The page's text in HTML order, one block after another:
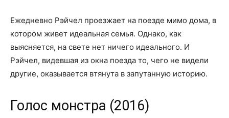
Ежедневно Рэйчел проезжает на поезде мимо дома, в
котором живет идеальная семья. Однако, как
выясняется, на свете нет ничего идеального. И
Рэйчел, видевшая из окна поезда то, чего не видели
другие, оказывается втянута в запутанную историю.
Голос монстра (2016)